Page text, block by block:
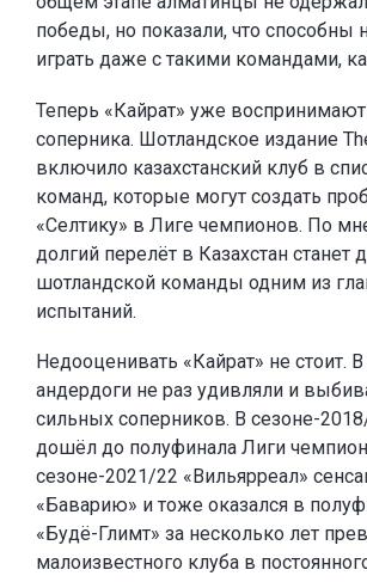
победы, но показали, что способны
играть даже с такими командами,
Теперь «Кайрат» уже воспринимают
соперника. Шотландское издание
включило казахстанский клуб в
команд, которые могут создать
«Селтику» в Лиге чемпионов. По
долгий перелёт в Казахстан станет
шотландской команды одним из
испытаний.
Недооценивать «Кайрат» не стоит.
андердоги не раз удивляли и
сильных соперников. В сезоне-
дошёл до полуфинала Лиги
сезоне-2021/22 «Вильярреал»
«Баварию» и тоже оказался в
«Будё-Глимт» за несколько лет
малоизвестного клуба в